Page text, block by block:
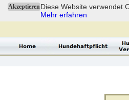
AkzeptierenDiese Website verwendet
Mehr erfahren